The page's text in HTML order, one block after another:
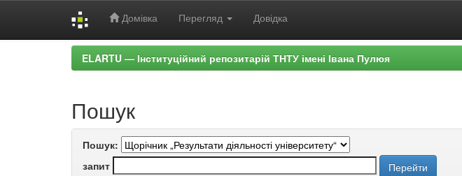
Домівка Перегляд Довідка
ELARTU — Інституційний репозитарій ТНТУ імені Івана Пулюя
Пошук
Пошук:
запит